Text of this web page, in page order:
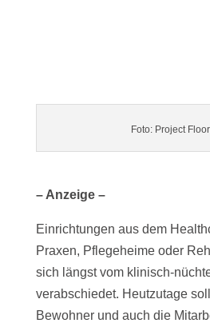
Foto: Project
– Anzeige –
Einrichtungen aus dem
Praxen, Pflegeheime oder
sich längst vom klinisch-
verabschiedet. Heutzutage
Bewohner und auch die